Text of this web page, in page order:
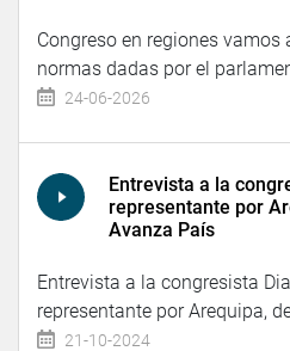
Congreso en regiones
normas dadas por el
24-06-2026
Entrevista a la
representante por
Avanza País
Entrevista a la congresista
representante por Arequipa,
21-10-2024